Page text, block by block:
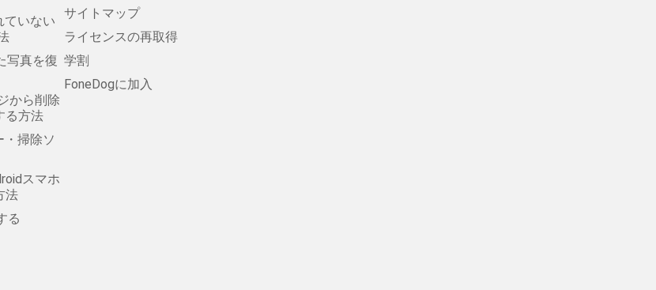
ていない
写真を復
から削除
る方法
・掃除ソ
スマホ
法
る
サイトマップ
ライセンスの再取得
学割
FoneDogに加入